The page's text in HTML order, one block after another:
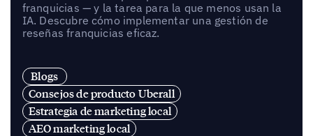
franquicias — y la tarea para la que menos usan la
IA. Descubre cómo implementar una gestión de
reseñas franquicias eficaz.
Blogs
Consejos de producto Uberall
Estrategia de marketing local
AEO marketing local